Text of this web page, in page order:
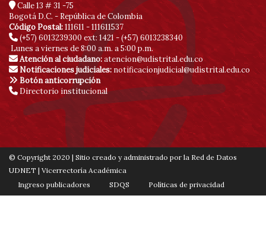
Calle 13 # 31 -75
Bogotá D.C. - República de Colombia
Código Postal:111611 - 111611537
(+57) 6013239300 ext: 1421 - (+57) 6013238340
Lunes a viernes de 8:00 a.m. a 5:00 p.m.
Atención al ciudadano:atencion@udistrital.edu.co
Notificaciones judiciales: notificacionjudicial@udistrital.edu.co
Botón anticorrupción
Directorio institucional
© Copyright 2020 | Sitio creado y administrado por la Red de Datos
UDNET | Vicerrectoría Académica
Ingreso publicadores
SDQS
Políticas de privacidad